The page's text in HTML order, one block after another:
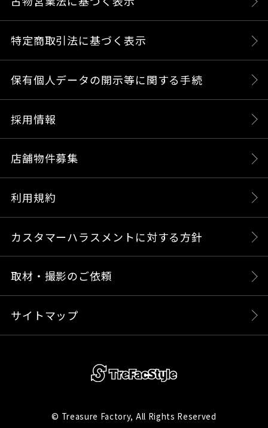
特定商取引法に基づく表示
保有個人データの開示等に関する手続
採用情報
店舗物件募集
利用規約
カスタマーハラスメントに対する方針
取材・撮影のご依頼
サイトマップ
© Treasure Factory, All Rights Reserved